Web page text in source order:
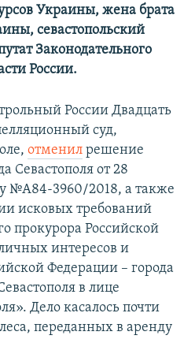
Украины, жена брата
севастопольский
Законодательного
России.
России Двадцать
суд,
отменил решение
Севастополя от 28
№А84-3960/2018, а также
исковых требований
прокурора Российской
интересов и
Федерации – города
в лице
Дело касалось почти
переданных в аренду